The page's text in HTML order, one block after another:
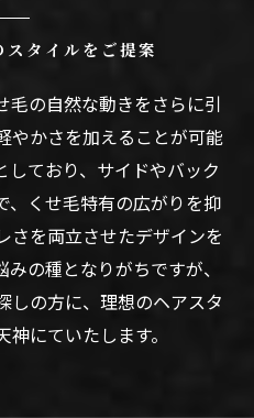
タイルをご提案
毛の自然な動きをさらに引
やかさを加えることが可能
しており、サイドやバック
、くせ毛特有の広がりを抑
さを両立させたデザインを
の種となりがちですが、
しの方に、理想のヘアスタ
にていたします。